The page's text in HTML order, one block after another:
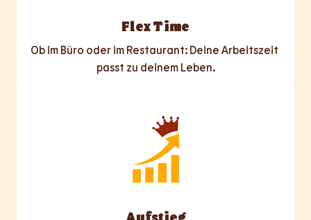
Flex Time
Ob im Büro oder im Restaurant: Deine Arbeitszeit
passt zu deinem Leben.
Aufstieg